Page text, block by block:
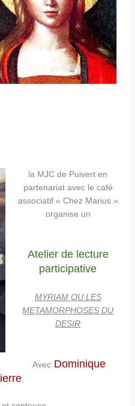
la MJC de Puivert en
partenariat avec le café
associatif « Chez Marius »
organise un
Atelier de lecture
participative
MYRIAM OU LES
METAMORPHOSES DU
DESIR
Avec Dominique
,